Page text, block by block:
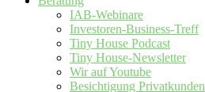
IAB-Webinare
Investoren-Business-Treff
Tiny House Podcast
Tiny House-Newsletter
Wir auf Youtube
Besichtigung Privatkunden